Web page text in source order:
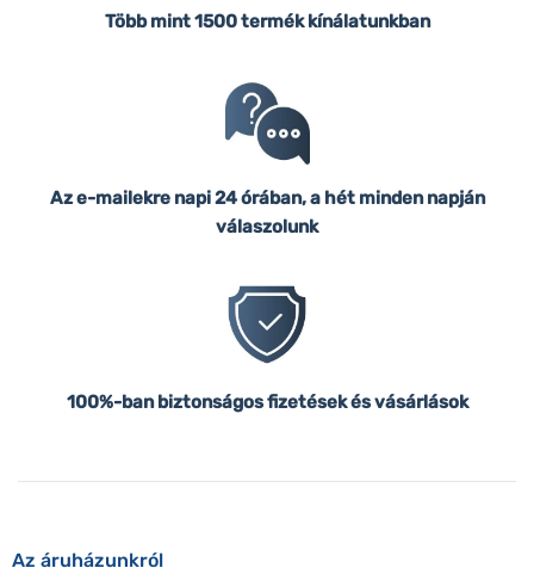
Több mint 1500 termék kínálatunkban
Az e-mailekre napi 24 órában, a hét minden napján
válaszolunk
100%-ban biztonságos fizetések és vásárlások
Az áruházunkról